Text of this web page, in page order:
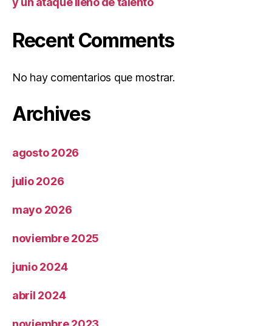
Recent Comments
No hay comentarios que mostrar.
Archives
agosto 2026
julio 2026
mayo 2026
noviembre 2025
junio 2024
abril 2024